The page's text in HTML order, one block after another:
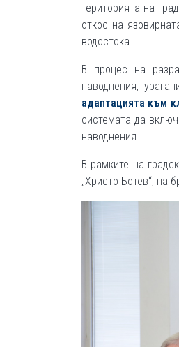
територията на
откос на
водостока.
В процес на
наводнения,
адаптацията към
системата да
наводнения.
В рамките на
„Христо Ботев“, на